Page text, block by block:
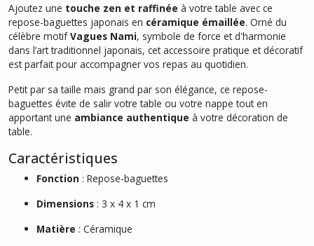
Ajoutez une touche zen et raffinée à votre table avec ce
repose-baguettes japonais en céramique émaillée. Orné du
célèbre motifVagues Nami, symbole de force et d'harmonie
dans l’art traditionnel japonais, cet accessoire pratique et décoratif
est parfait pour accompagner vos repas au quotidien.
Petit par sa taille mais grand par son élégance, ce repose-
baguettes évite de salir votre table ou votre nappe tout en
apportant une ambiance authentique à votre décoration de
table.
Caractéristiques
Fonction : Repose-baguettes
Dimensions : 3 x 4 x 1 cm
Matière : Céramique